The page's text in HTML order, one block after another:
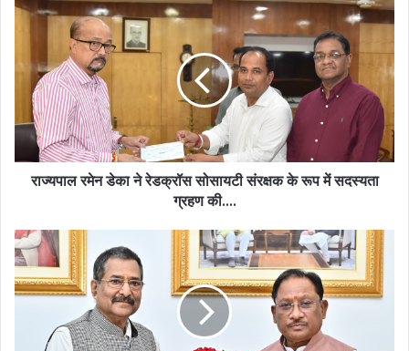
राज्यपाल
रेडक्रॉस
सोसायटी
संरक्षक
के
रूप
की….
राज्यपाल रमेन डेका ने रेडक्रॉस सोसायटी संरक्षक के रूप में सदस्यता
ग्रहण की….
मुख्यमंत्री
विष्णु
देव
साय
छत्तीसगढ़